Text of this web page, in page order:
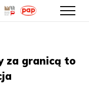
za granicą to